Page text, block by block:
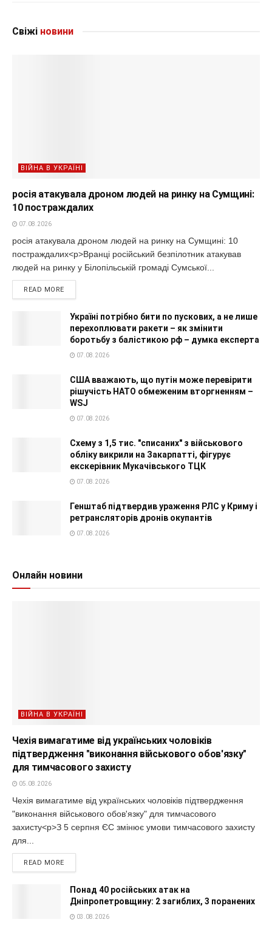
Свіжі новини
ВІЙНА В УКРАЇНІ
росія атакувала дроном людей на ринку на Сумщині:
10 постраждалих
07.08.2026
росія атакувала дроном людей на ринку на Сумщині: 10
постраждалих<p>Вранці російський безпілотник атакував
людей на ринку у Білопільській громаді Сумської...
READ MORE
Україні потрібно бити по пускових, а не лише
перехоплювати ракети – як змінити
боротьбу з балістикою рф – думка експерта
07.08.2026
США вважають, що путін може перевірити
рішучість НАТО обмеженим вторгненням –
WSJ
07.08.2026
Схему з 1,5 тис. "списаних" з військового
обліку викрили на Закарпатті, фігурує
екскерівник Мукачівського ТЦК
07.08.2026
Генштаб підтвердив ураження РЛС у Криму і
ретрансляторів дронів окупантів
07.08.2026
Онлайн новини
ВІЙНА В УКРАЇНІ
Чехія вимагатиме від українських чоловіків
підтвердження "виконання військового обов'язку"
для тимчасового захисту
05.08.2026
Чехія вимагатиме від українських чоловіків підтвердження
"виконання військового обов'язку" для тимчасового
захисту<p>З 5 серпня ЄС змінює умови тимчасового захисту
для...
READ MORE
Понад 40 російських атак на
Дніпропетровщину: 2 загиблих, 3 поранених
03.08.2026